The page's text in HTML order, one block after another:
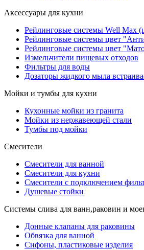
Аксессуары для кухни
Рейлинговые системы Well Max
Рейлинговые системы цвет
Рейлинговые системы цвет
Измельчители пищевых отходов
Фильтры для воды
Дозаторы жидкого мыла
Мойки и тумбы для кухни
Кухонные мойки из гранита
Мойки из нержавеющей стали
Тумбы под мойки
Смесители
Смесители для ванной
Смесители для кухни
Смесители с подключением
Душевые стойки
Системы слива для ванн,раковин и
Донные клапаны для раковины
Обвязка для ванной
Сифоны, пластиковые изделия